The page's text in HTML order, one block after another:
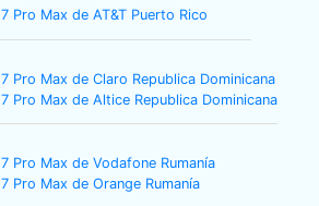
Pro Max de AT&T Puerto Rico
Pro Max de Claro Republica Dominicana
Pro Max de Altice Republica Dominicana
Pro Max de Vodafone Rumanía
Pro Max de Orange Rumanía